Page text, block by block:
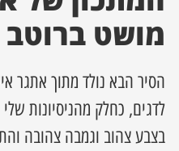
מסע מלחמה
השבוע
מושט ברוטב
הסיר הבא נולד מתוך אתגר
לדגים, כחלק מהניסיונות
בצבע צהוב וגמבה צהובה